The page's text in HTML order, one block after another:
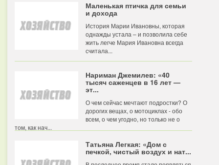
Маленькая птичка для семьи
и дохода
История Марии Ивановны, которая
однажды устала – и позволила себе
жить легче Мария Ивановна всегда
считала...
Нариман Джемилев: «40
тысяч саженцев в 16 лет —
эт...
О чем сейчас мечтают подростки? О
дорогих вещах, о мотоциклах - обо
всем, о чем угодно, но только не о
том, как нач...
Татьяна Легкая: «Дом с
печкой, чистый воздух и нат...